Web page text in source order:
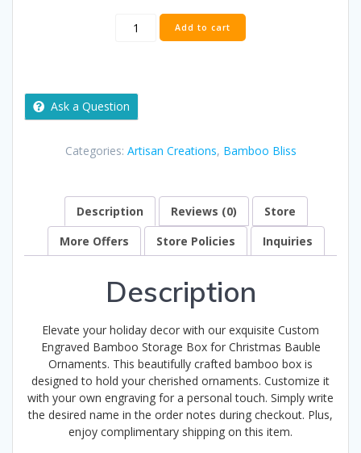
Custom
Engraved
Christmas
Ornaments
Shipping
quantity
Add to cart
Ask a Question
Categories: Artisan Creations, Bamboo Bliss
Description Reviews (0)
Store
More Offers
Store Policies Inquiries
Description
Elevate your holiday decor with our exquisite Custom
Engraved Bamboo Storage Box for Christmas Bauble
Ornaments. This beautifully crafted bamboo box is
designed to hold your cherished ornaments. Customize it
with your own engraving for a personal touch. Simply write
the desired name in the order notes during checkout. Plus,
enjoy complimentary shipping on this item.